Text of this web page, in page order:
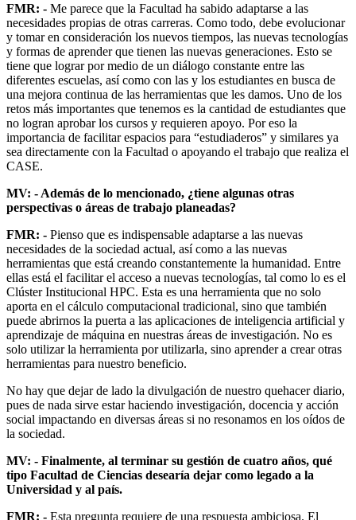
FMR: - Me parece que la Facultad ha sabido adaptarse a las
necesidades propias de otras carreras. Como todo, debe evolucionar
y tomar en consideración los nuevos tiempos, las nuevas tecnologías
y formas de aprender que tienen las nuevas generaciones. Esto se
tiene que lograr por medio de un diálogo constante entre las
diferentes escuelas, así como con las y los estudiantes en busca de
una mejora continua de las herramientas que les damos. Uno de los
retos más importantes que tenemos es la cantidad de estudiantes que
no logran aprobar los cursos y requieren apoyo. Por eso la
importancia de facilitar espacios para “estudiaderos” y similares ya
sea directamente con la Facultad o apoyando el trabajo que realiza el
CASE.
MV: - Además de lo mencionado, ¿tiene algunas otras
perspectivas o áreas de trabajo planeadas?
FMR: - Pienso que es indispensable adaptarse a las nuevas
necesidades de la sociedad actual, así como a las nuevas
herramientas que está creando constantemente la humanidad. Entre
ellas está el facilitar el acceso a nuevas tecnologías, tal como lo es el
Clúster Institucional HPC. Esta es una herramienta que no solo
aporta en el cálculo computacional tradicional, sino que también
puede abrirnos la puerta a las aplicaciones de inteligencia artificial y
aprendizaje de máquina en nuestras áreas de investigación. No es
solo utilizar la herramienta por utilizarla, sino aprender a crear otras
herramientas para nuestro beneficio.
No hay que dejar de lado la divulgación de nuestro quehacer diario,
pues de nada sirve estar haciendo investigación, docencia y acción
social impactando en diversas áreas si no resonamos en los oídos de
la sociedad.
MV: - Finalmente, al terminar su gestión de cuatro años, qué
tipo Facultad de Ciencias desearía dejar como legado a la
Universidad y al país.
FMR: - Esta pregunta requiere de una respuesta ambiciosa. El